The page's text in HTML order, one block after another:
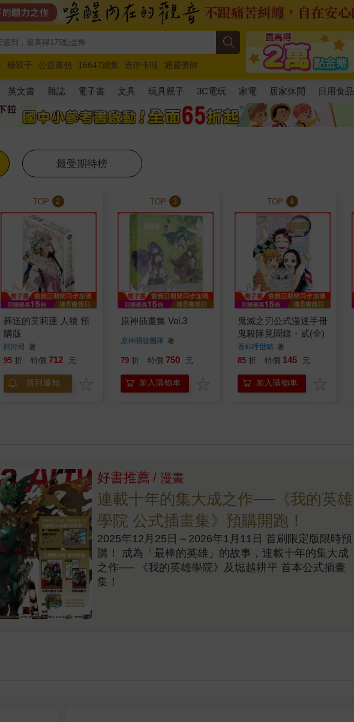
楊双子 公益書包 16647續集 吉伊卡哇
通靈藥師
攤新作 馬斯克 玩具總動員5 超慢跑
英文書 雜誌 電子書 文具 玩具親子 3C電玩 家電 居家休閒 日用食品
最受期待榜
TOP 2
葬送的芙莉蓮 人狼 預
購版
阿部司 著
95 折 特價 712 元
貨到通知
TOP 3
原神插畫集 Vol.3
原神開發團隊 著
79 折 特價 750 元
加入購物車
TOP 4
鬼滅之刃公式漫迷手冊
鬼殺隊見聞錄・貳(全)
吾峠呼世晴 著
85 折 特價 145 元
加入購物車
好書推薦 / 漫畫
連載十年的集大成之作──《我的英雄
學院 公式插畫集》預購開跑！
2025年12月25日～2026年1月11日 首刷限定版限時預
購！ 成為「最棒的英雄」的故事，連載十年的集大成
之作── 《我的英雄學院》及堀越耕平 首本公式插畫
集！